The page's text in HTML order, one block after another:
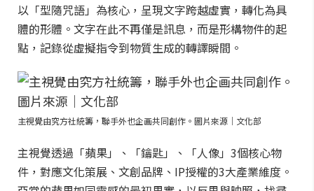
以「型隨咒語」為核心，呈現文字跨越虛實，轉化為具
體的形體。文字在此不再僅是訊息，而是形構物件的起
點，記錄從虛擬指令到物質生成的轉譯瞬間。
主視覺由究方社統籌，聯手外也企画共同創作。圖片來源｜文化部
主視覺透過「蘋果」、「鑰匙」、「人像」3個核心物
件，對應文化策展、文創品牌、IP授權的3大產業維度。